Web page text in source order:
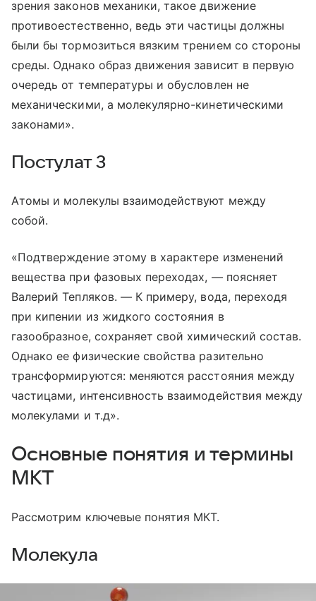
зрения законов механики, такое движение
противоестественно, ведь эти частицы должны
были бы тормозиться вязким трением со стороны
среды. Однако образ движения зависит в первую
очередь от температуры и обусловлен не
механическими, а молекулярно-кинетическими
законами».
Постулат 3
Атомы и молекулы взаимодействуют между
собой.
«Подтверждение этому в характере изменений
вещества при фазовых переходах, — поясняет
Валерий Тепляков. — К примеру, вода, переходя
при кипении из жидкого состояния в
газообразное, сохраняет свой химический состав.
Однако ее физические свойства разительно
трансформируются: меняются расстояния между
частицами, интенсивность взаимодействия между
молекулами и т.д».
Основные понятия и термины
МКТ
Рассмотрим ключевые понятия МКТ.
Молекула